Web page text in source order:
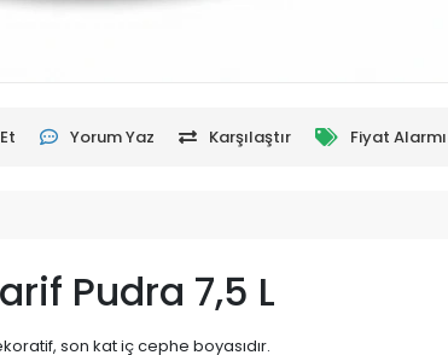
Yorum Yaz Karşılaştır Fiyat Alarmı
Pudra 7,5 L
son kat iç cephe boyasıdır.